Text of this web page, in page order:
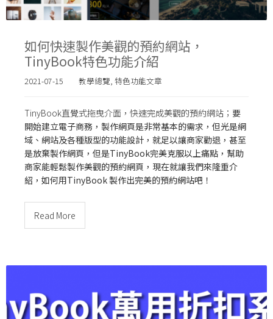
如何快速製作美觀的預約網站，
TinyBook特色功能介紹
2021-07-15 教學總覽, 特色功能文章
TinyBook直覺式拖曳介面，快速完成美觀的預約網站； 要
開始建立電子商務，製作網頁是非常基本的需求，但光是網
域、網站及各種版型的功能設計，就足以讓商家勸退，甚至
是放棄製作網頁，但是TinyBook完美克服以上痛點，幫助
商家能輕鬆製作美觀的預約網頁，現在就讓我們來隆重介
紹，如何用TinyBook製作出完美的預約網站吧！
Read More